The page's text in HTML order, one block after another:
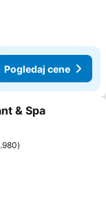
Pogledaj cene
& Spa